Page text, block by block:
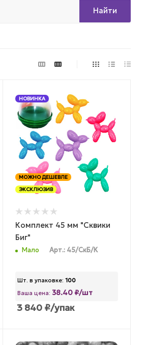
Найти
НОВИНКА
МОЖНО ДЕШЕВЛЕ
ЭКСКЛЮЗИВ
Комплект 45 мм "Сквики
Биг"
Мало Арт.: 45/СкБ/К
Шт. в упаковке: 100
Ваша цена: 38.40 ₽/шт
3 840₽/упак